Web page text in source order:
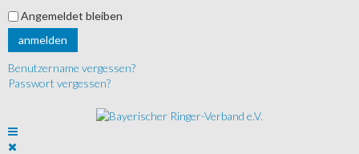
Angemeldet bleiben
anmelden
Benutzername vergessen?
Passwort vergessen?